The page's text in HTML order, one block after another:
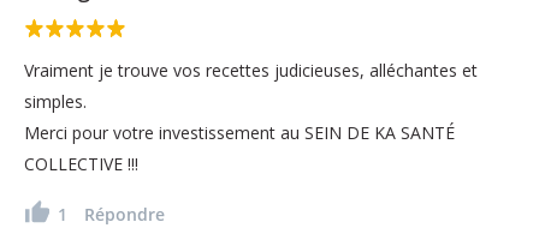
Vraiment je trouve vos recettes judicieuses, alléchantes et
simples.
Merci pour votre investissement au SEIN DE KA SANTÉ
COLLECTIVE !!!
1 Répondre